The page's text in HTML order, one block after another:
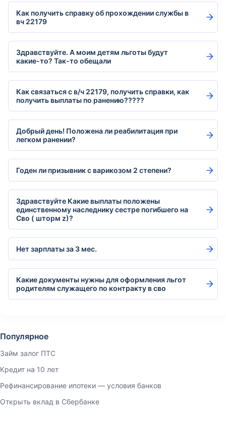
Как получить справку об прохождении службы в
вч 22179
Здравствуйте. А моим детям льготы будут
какие-то? Так-то обещали
Как связаться с в/ч 22179, получить справки, как
получить выплаты по ранению?????
Добрый день! Положена ли реабилитация при
легком ранении?
Годен ли призывник с варикозом 2 степени?
Здравствуйте Какие выплаты положены
единственному наследнику сестре погибшего на
Сво ( шторм z)?
Нет зарплаты за 3 мес.
Какие документы нужны для оформления льгот
родителям служащего по контракту в сво
Популярное
Займ залог ПТС
Кредит на 10 лет
Рефинансирование ипотеки — условия банков
Открыть вклад в Сбербанке